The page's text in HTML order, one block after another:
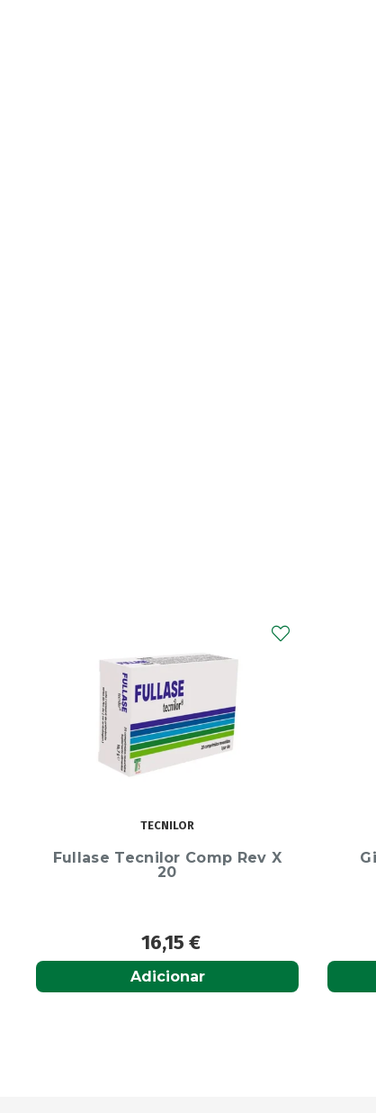
GINECANESFLOR+
GineCanesflor+ CapsX30
23,30€
Adicionar